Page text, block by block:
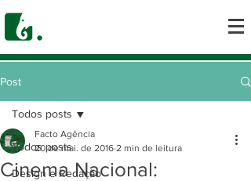
Post
Todos posts
Design e Redação
Todos posts
Cinema Nacional:
Facto Agência
20 de mai. de 2016 2 min de leitura